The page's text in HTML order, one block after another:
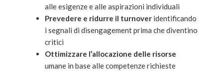
alle esigenze e alle aspirazioni individuali
Prevedere e ridurre il turnover identificando
i segnali di disengagement prima che diventino
critici
Ottimizzare l’allocazione delle risorse
umane in base alle competenze richieste